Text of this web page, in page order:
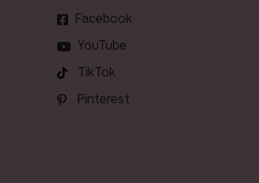
Facebook
YouTube
TikTok
Pinterest